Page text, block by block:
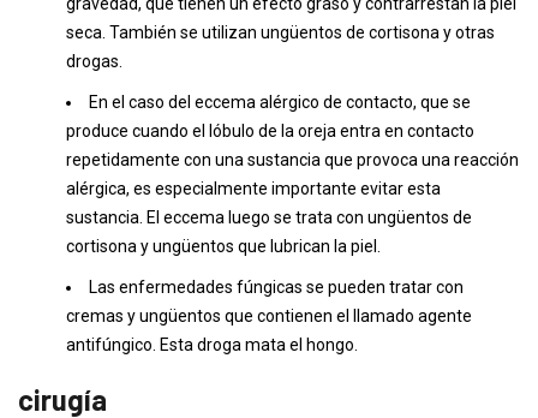
seca. También se utilizan ungüentos de cortisona y otras
drogas.
En el caso del eccema alérgico de contacto, que se
produce cuando el lóbulo de la oreja entra en contacto
repetidamente con una sustancia que provoca una reacción
alérgica, es especialmente importante evitar esta
sustancia. El eccema luego se trata con ungüentos de
cortisona y ungüentos que lubrican la piel.
Las enfermedades fúngicas se pueden tratar con
cremas y ungüentos que contienen el llamado agente
antifúngico. Esta droga mata el hongo.
cirugía